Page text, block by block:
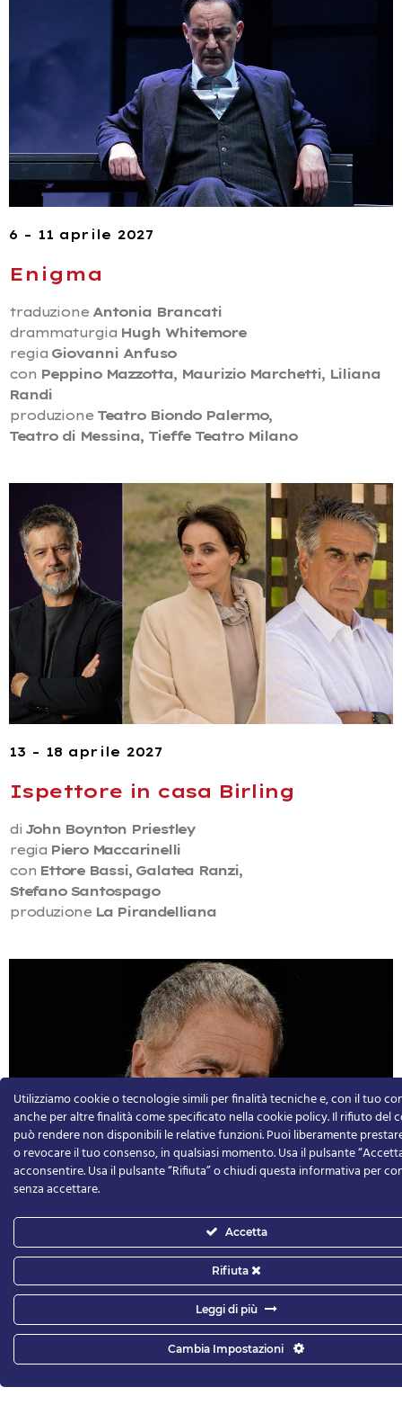
6 – 11 aprile 2027
Enigma
traduzione Antonia Brancati
drammaturgia Hugh Whitemore
regia Giovanni Anfuso
con Peppino Mazzotta, Maurizio Marchetti, Liliana
Randi
produzione Teatro Biondo Palermo,
Teatro di Messina, Tieffe Teatro Milano
13 – 18 aprile 2027
Ispettore in casa Birling
di John Boynton Priestley
regia Piero Maccarinelli
con Ettore Bassi, Galatea Ranzi,
Stefano Santospago
produzione La Pirandelliana
Dopo la prova
regiaGabriele Lavia
Gabriele Lavia e Federica Di Martino
produzioneCompagnia Gabriele Lavia
Utilizziamo cookie o tecnologie simili per finalità tecniche e, con il tuo
anche per altre finalità come specificato nella cookie policy. Il rifiuto del
può rendere non disponibili le relative funzioni.Puoi liberamente
o revocare il tuo consenso, in qualsiasi momento.Usa il pulsante
acconsentire. Usa il pulsante “Rifiuta” o chiudi questa informativa per
senza accettare.
Accetta
Rifiuta
Leggi di più
Cambia Impostazioni